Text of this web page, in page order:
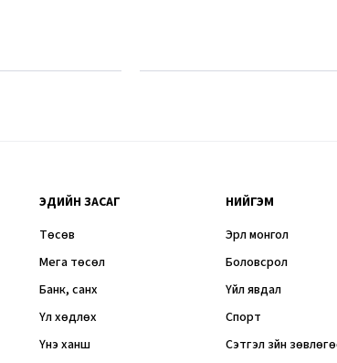
ЭДИЙН ЗАСАГ
Төсөв
Мега төсөл
Банк, санхүү
Үл хөдлөх
Үнэ ханш
НИЙГЭМ
Эрүүл монгол
Боловсрол
Үйл явдал
Спорт
Сэтгэл зүйн